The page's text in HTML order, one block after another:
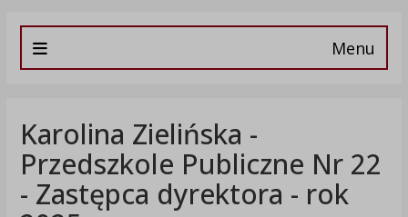
Menu
Karolina Zielińska -
Przedszkole Publiczne Nr 22
- Zastępca dyrektora - rok